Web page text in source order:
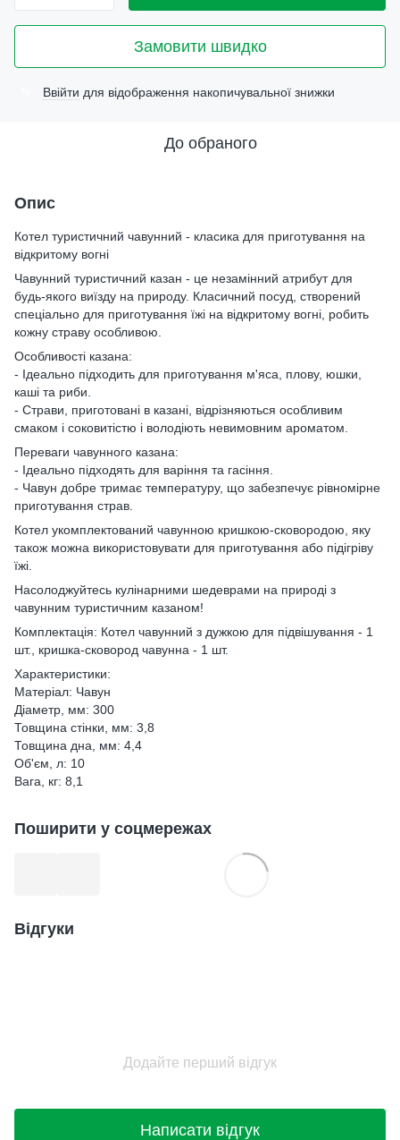
Замовити швидко
Ввійти для відображення накопичувальної знижки
До обраного
Опис
Котел туристичний чавунний - класика для приготування на
відкритому вогні
Чавунний туристичний казан - це незамінний атрибут для
будь-якого виїзду на природу. Класичний посуд, створений
спеціально для приготування їжі на відкритому вогні, робить
кожну страву особливою.
Особливості казана:
- Ідеально підходить для приготування м'яса, плову, юшки,
каші та риби.
- Страви, приготовані в казані, відрізняються особливим
смаком і соковитістю і володіють невимовним ароматом.
Переваги чавунного казана:
- Ідеально підходять для варіння та гасіння.
- Чавун добре тримає температуру, що забезпечує рівномірне
приготування страв.
Котел укомплектований чавунною кришкою-сковородою, яку
також можна використовувати для приготування або підігріву
їжі.
Насолоджуйтесь кулінарними шедеврами на природі з
чавунним туристичним казаном!
Комплектація: Котел чавунний з дужкою для підвішування - 1
шт., кришка-сковород чавунна - 1 шт.
Характеристики:
Матеріал: Чавун
Діаметр, мм: 300
Товщина стінки, мм: 3,8
Товщина дна, мм: 4,4
Об'єм, л: 10
Вага, кг: 8,1
Поширити у соцмережах
Відгуки
Додайте перший відгук
Написати відгук